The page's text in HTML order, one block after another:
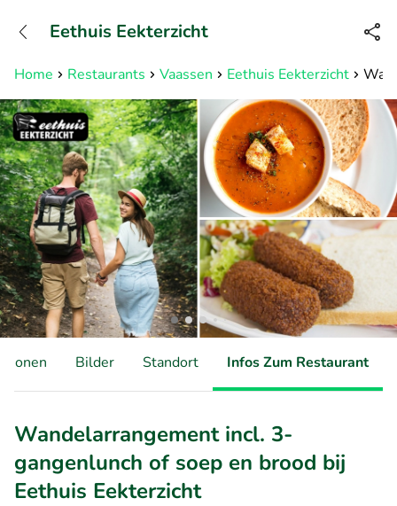
Erreichbar bis 23:00 Uhr (max
0,09€/Min)
Home Restaurants Vaassen Eethuis Eekterzicht
Eethuis Eekterzicht
Bilder Standort Infos Zum Restaurant
Wandelarrangement incl. 3-
gangenlunch of soep en brood bij
Eethuis Eekterzicht